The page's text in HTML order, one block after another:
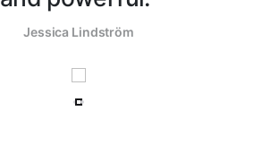
Jessica Lindström